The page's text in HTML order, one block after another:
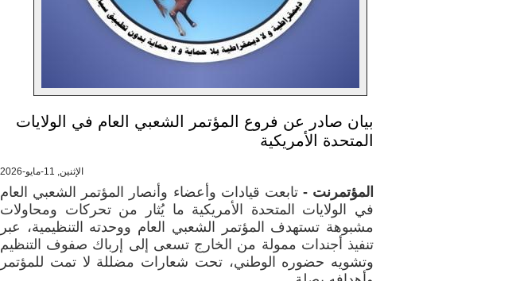
بيان صادر عن فروع المؤتمر الشعبي العام في الولايات
المتحدة الأمريكية
الإثنين, 11-مايو-2026
المؤتمرنت -تابعت قيادات وأعضاء وأنصار المؤتمر الشعبي العام
في الولايات المتحدة الأمريكية ما يُثار من تحركات ومحاولات
مشبوهة تستهدف المؤتمر الشعبي العام ووحدته التنظيمية، عبر
تنفيذ أجندات ممولة من الخارج تسعى إلى إرباك صفوف التنظيم
وتشويه حضوره الوطني، تحت شعارات مضللة لا تمت للمؤتمر